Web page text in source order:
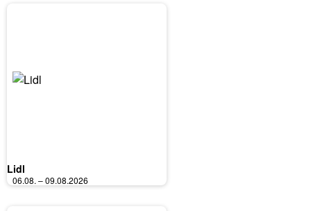
Lidl
06.08. – 09.08.2026